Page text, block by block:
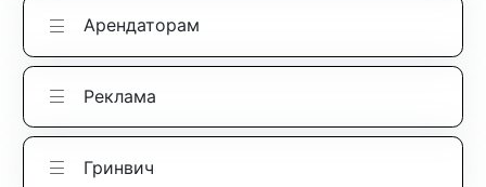
Арендаторам
Реклама
Гринвич